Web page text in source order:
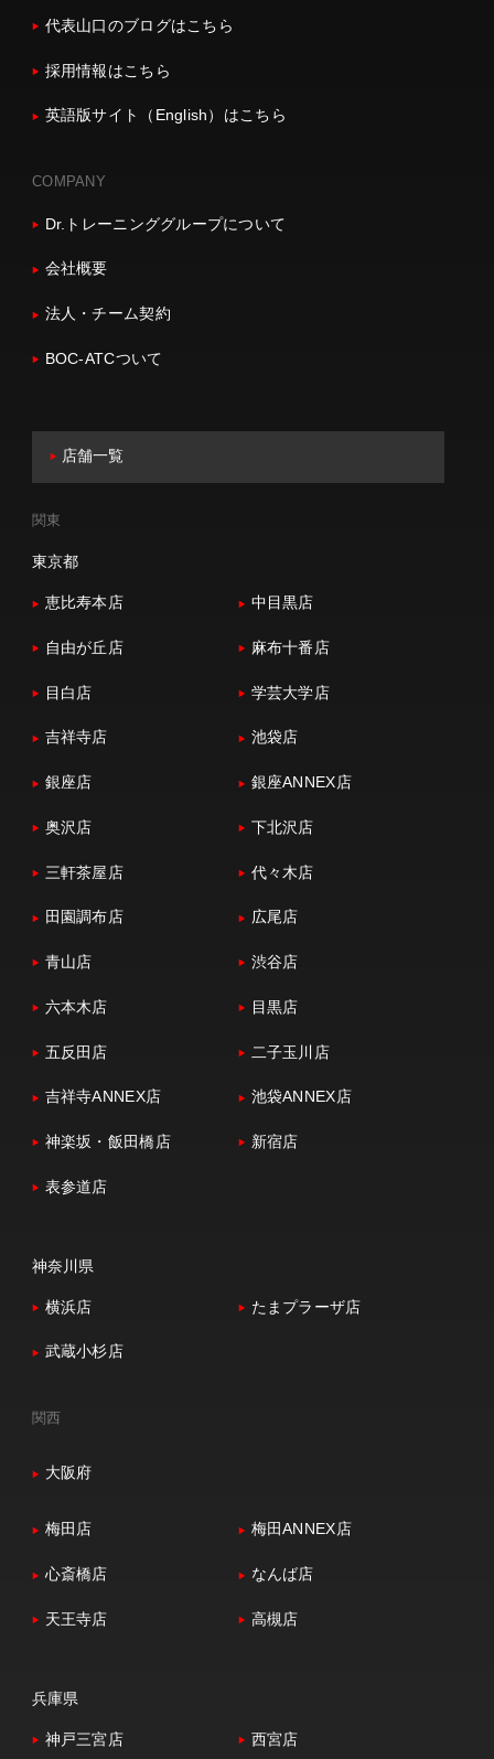
代表山口のブログはこちら
採用情報はこちら
英語版サイト（English）はこちら
COMPANY
Dr.トレーニンググループについて
会社概要
法人・チーム契約
BOC-ATCついて
店舗一覧
関東
東京都
恵比寿本店 中目黒店
自由が丘店 麻布十番店
目白店 学芸大学店
吉祥寺店 池袋店
銀座店 銀座ANNEX店
奥沢店 下北沢店
三軒茶屋店 代々木店
田園調布店 広尾店
青山店 渋谷店
六本木店 目黒店
五反田店 二子玉川店
吉祥寺ANNEX店 池袋ANNEX店
神楽坂・飯田橋店 新宿店
表参道店
神奈川県
横浜店 たまプラーザ店
武蔵小杉店
関西
大阪府
梅田店 梅田ANNEX店
心斎橋店 なんば店
天王寺店 高槻店
兵庫県
神戸三宮店 西宮店